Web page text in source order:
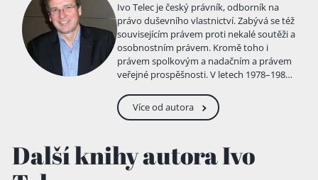
Ivo Telec je český právník, odborník na
právo duševního vlastnictví. Zabývá se též
souvisejícím právem proti nekalé soutěži a
osobnostním právem. Kromě toho i
právem spolkovým a nadačním a právem
veřejné prospěšnosti. V letech 1978–1982
Univerzity Jana Evangelisty Purkyně v Brně
, kde roku 1983 získal titul doktora práv. V
státu a právu Československé akademie
věd v Praze udělilo vědeckou hodnost
Více od autora
Další knihy autora Ivo